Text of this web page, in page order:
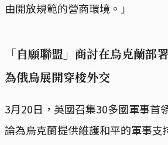
由開放規範的營商環境。」
「自願聯盟」商討在烏克蘭部
為俄烏展開穿梭外交
3月20日，英國召集30多國軍事首
論為烏克蘭提供維護和平的軍事支